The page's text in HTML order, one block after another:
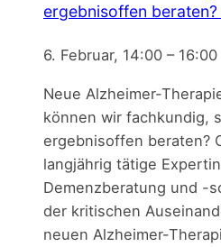
ergebnisoffen
6. Februar, 14:00 – 16:00
Neue Alzheimer-
können wir fachkundig,
ergebnisoffen beraten?
langjährig tätige
Demenzberatung und -
der kritischen
neuen Alzheimer-